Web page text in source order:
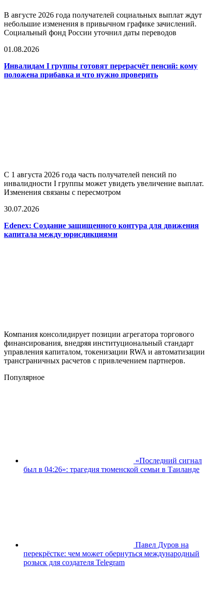
В августе 2026 года получателей социальных выплат ждут
небольшие изменения в привычном графике зачислений.
Социальный фонд России уточнил даты переводов
01.08.2026
Инвалидам I группы готовят перерасчёт пенсий: кому
положена прибавка и что нужно проверить
С 1 августа 2026 года часть получателей пенсий по
инвалидности I группы может увидеть увеличение выплат.
Изменения связаны с пересмотром
30.07.2026
Edenex: Создание защищенного контура для движения
капитала между юрисдикциями
Компания консолидирует позиции агрегатора торгового
финансирования, внедряя институциональный стандарт
управления капиталом, токенизации RWA и автоматизации
трансграничных расчетов с привлечением партнеров.
Популярное
«Последний сигнал
был в 04:26»: трагедия тюменской семьи в Таиланде
Павел Дуров на
перекрёстке: чем может обернуться международный
розыск для создателя Telegram